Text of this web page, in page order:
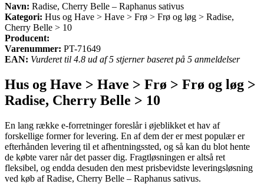
Navn: Radise, Cherry Belle – Raphanus sativus
Kategori: Hus og Have > Have > Frø > Frø og løg > Radise,
Cherry Belle > 10
Producent:
Varenummer: PT-71649
EAN: Vurderet til 4.8 ud af 5 stjerner baseret på 5 anmeldelser
Hus og Have > Have > Frø > Frø og løg >
Radise, Cherry Belle > 10
En lang række e-forretninger foreslår i øjeblikket et hav af
forskellige former for levering. En af dem der er mest populær er
efterhånden levering til et afhentningssted, og så kan du blot hente
de købte varer når det passer dig. Fragtløsningen er altså ret
fleksibel, og endda desuden den mest prisbevidste leveringsløsning
ved køb af Radise, Cherry Belle – Raphanus sativus.